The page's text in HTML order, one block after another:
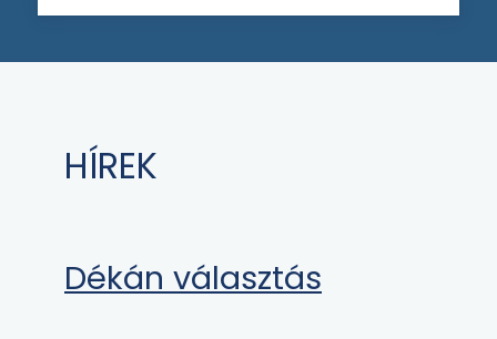
HÍREK
Dékán választás